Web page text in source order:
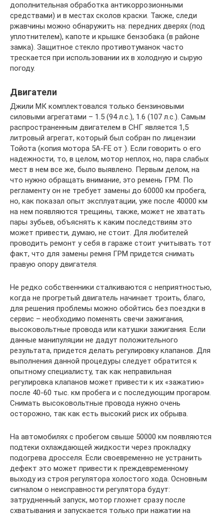
дополнительная обработка антикоррозионными
средствами) и в местах сколов краски. Также, следи
ржавчины можно обнаружить на: передних дверях (под
уплотнителем), капоте и крышке бензобака (в районе
замка). Защитное стекло противотуманок часто
трескается при использовании их в холодную и сырую
погоду.
Двигатели
Джили МК комплектовался только бензиновыми
силовыми агрегатами – 1.5 (94 л.с.), 1.6 (107 л.с.). Самым
распространенным двигателем в СНГ является 1,5
литровый агрегат, который был собран по лицензии
Тойота (копия мотора 5A-FE от ). Если говорить о его
надежности, то, в целом, мотор неплох, но, пара слабых
мест в нем все же, было выявлено. Первым делом, на
что нужно обращать внимание, это ремень ГРМ. По
регламенту он не требует замены до 60000 км пробега,
но, как показал опыт эксплуатации, уже после 40000 км
на нем появляются трещины, также, может не хватать
пары зубьев, объяснять к каким последствиям это
может привести, думаю, не стоит. Для любителей
проводить ремонт у себя в гараже стоит учитывать тот
факт, что для замены ремня ГРМ придется снимать
правую опору двигателя.
Не редко собственники сталкиваются с неприятностью,
когда не прогретый двигатель начинает троить, благо,
для решения проблемы можно обойтись без поездки в
сервис – необходимо поменять свечи зажигания,
высоковольтные провода или катушки зажигания. Если
данные манипуляции не дадут положительного
результата, придется делать регулировку клапанов. Для
выполнения данной процедуры следует обратится к
опытному специалисту, так как неправильная
регулировка клапанов может привести к их «зажатию»
после 40-60 тыс. км пробега и с последующим прогаром.
Снимать высоковольтные провода нужно очень
осторожно, так как есть высокий риск их обрыва.
На автомобилях с пробегом свыше 50000 км появляются
подтеки охлаждающей жидкости через прокладку
подогрева дросселя. Если своевременно не устранить
дефект это может привести к преждевременному
выходу из строя регулятора холостого хода. Основным
сигналом о неисправности регулятора будут:
затрудненный запуск, мотор глохнет сразу после
схватывания и запускается только при нажатии на